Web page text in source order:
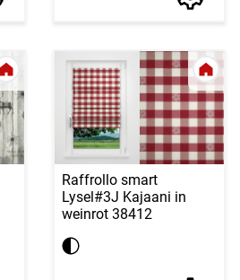
Raffrollo smart
Lysel#3J Kajaani in
weinrot 38412